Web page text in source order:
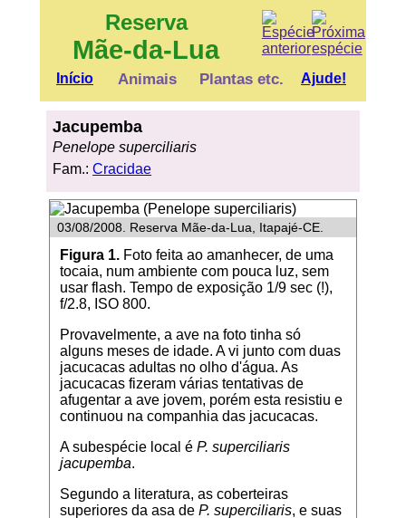
Reserva
Mãe-da-Lua
Início Animais Plantas etc. Ajude!
Jacupemba
Penelope superciliaris
Fam.:Cracidae
03/08/2008. Reserva Mãe-da-Lua, Itapajé-CE.
Figura 1.Foto feita ao amanhecer, de uma
tocaia, num ambiente com pouca luz, sem
usar flash. Tempo de exposição 1/9 sec (!),
f/2.8, ISO 800.
Provavelmente, a ave na foto tinha só
alguns meses de idade. A vi junto com duas
jacucacas adultas no olho d'água. As
jacucacas fizeram várias tentativas de
afugentar a ave jovem, porém esta resistiu e
continuou na companhia das jacucacas.
A subespécie local é P. superciliaris
jacupemba.
Segundo a literatura, as coberteiras
superiores da asa de P. superciliaris, e suas